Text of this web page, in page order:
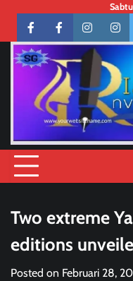
contentFacebookfacebookInstagram
Two extreme
editions
Posted on Februari 28,